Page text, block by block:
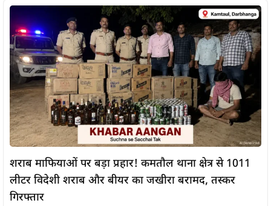
शराब माफियाओं पर बड़ा प्रहार! कमतौल थाना क्षेत्र से 1011
लीटर विदेशी शराब और बीयर का जखीरा बरामद, तस्कर
गिरफ्तार